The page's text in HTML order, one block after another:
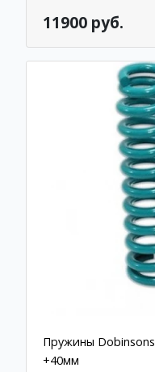
11900 руб.
Пружины
+40мм